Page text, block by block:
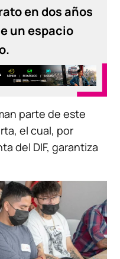
en dos años
un espacio
parte de este
el cual, por
del DIF, garantiza